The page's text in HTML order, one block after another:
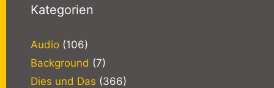
Kategorien
Audio (106)
Background (7)
Dies und Das (366)